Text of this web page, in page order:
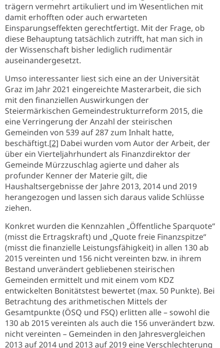
trägern vermehrt artikuliert und im Wesentlichen mit
damit erhofften oder auch erwarteten
Einsparungseffekten gerechtfertigt. Mit der Frage, ob
diese Behauptung tatsächlich zutrifft, hat man sich in
der Wissenschaft bisher lediglich rudimentär
auseinandergesetzt.
Umso interessanter liest sich eine an der Universität
Graz im Jahr 2021 eingereichte Masterarbeit, die sich
mit den finanziellen Auswirkungen der
Steiermärkischen Gemeindestrukturreform 2015, die
eine Verringerung der Anzahl der steirischen
Gemeinden von 539 auf 287 zum Inhalt hatte,
beschäftigt.[2] Dabei wurden vom Autor der Arbeit, der
über ein Vierteljahrhundert als Finanzdirektor der
Gemeinde Mürzzuschlag agierte und daher als
profunder Kenner der Materie gilt, die
Haushaltsergebnisse der Jahre 2013, 2014 und 2019
herangezogen und lassen sich daraus valide Schlüsse
ziehen.
Konkret wurden die Kennzahlen „Öffentliche Sparquote“
(misst die Ertragskraft) und „Quote freie Finanzspitze“
(misst die finanzielle Leistungsfähigkeit) in allen 130 ab
2015 vereinten und 156 nicht vereinten bzw. in ihrem
Bestand unverändert gebliebenen steirischen
Gemeinden ermittelt und mit einem vom KDZ
entwickelten Bonitätstest bewertet (max. 50 Punkte). Bei
Betrachtung des arithmetischen Mittels der
Gesamtpunkte (ÖSQ und FSQ) erlitten alle – sowohl die
130 ab 2015 vereinten als auch die 156 unverändert bzw.
nicht vereinten – Gemeinden in den Jahresvergleichen
2013 auf 2014 und 2013 auf 2019 eine Verschlechterung